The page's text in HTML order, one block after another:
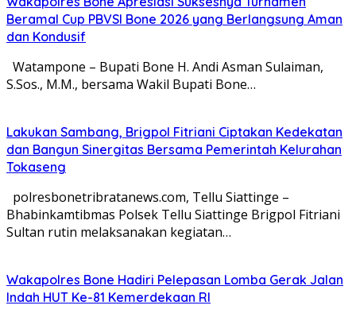
Beramal Cup PBVSI Bone 2026 yang Berlangsung Aman
dan Kondusif
Watampone – Bupati Bone H. Andi Asman Sulaiman,
S.Sos., M.M., bersama Wakil Bupati Bone…
Lakukan Sambang, Brigpol Fitriani Ciptakan Kedekatan
dan Bangun Sinergitas Bersama Pemerintah Kelurahan
Tokaseng
polresbonetribratanews.com, Tellu Siattinge –
Bhabinkamtibmas Polsek Tellu Siattinge Brigpol Fitriani
Sultan rutin melaksanakan kegiatan…
Wakapolres Bone Hadiri Pelepasan Lomba Gerak Jalan
Indah HUT Ke-81 Kemerdekaan RI